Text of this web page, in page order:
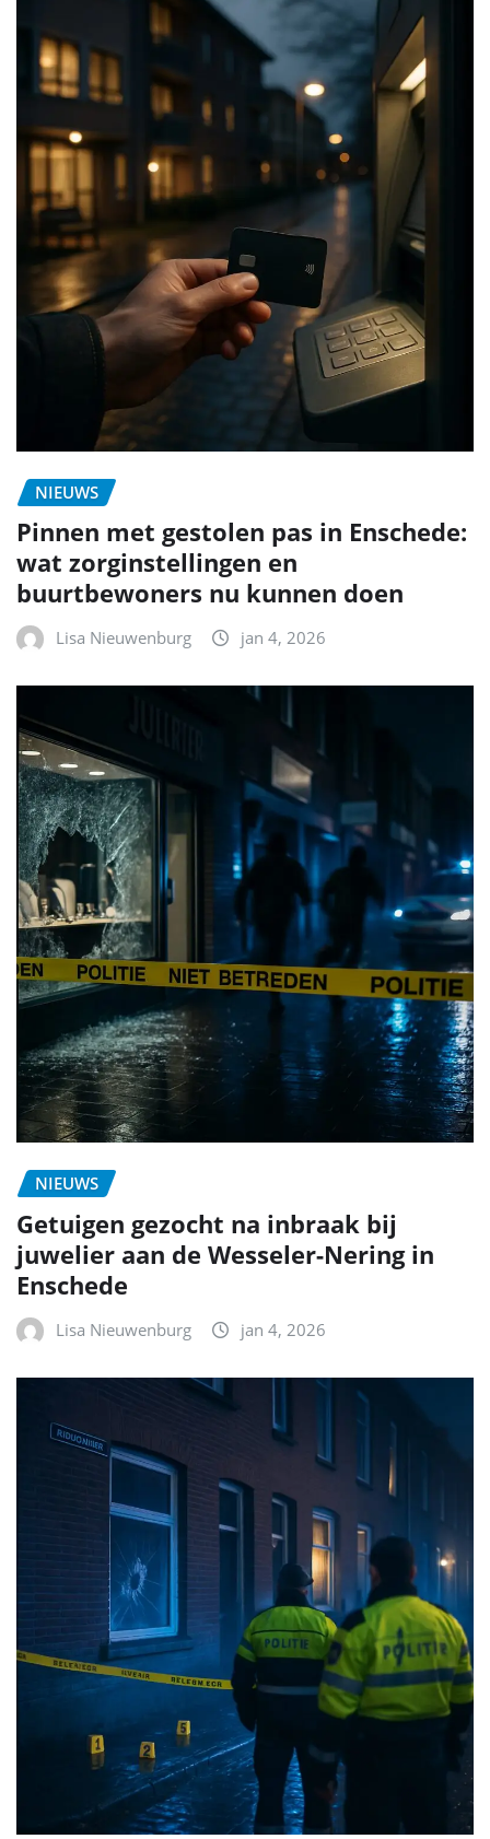
NIEUWS
Pinnen met gestolen pas in Enschede:
wat zorginstellingen en
buurtbewoners nu kunnen doen
Lisa Nieuwenburg jan 4, 2026
NIEUWS
Getuigen gezocht na inbraak bij
juwelier aan de Wesseler-Nering in
Enschede
Lisa Nieuwenburg jan 4, 2026